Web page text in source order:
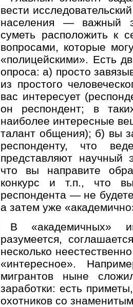
вести
населения — важный
суметь расположить к
вопросами, которые
«полицейскими». Есть
опроса: а) просто
из простого
вас интересует
он респондент; в
наиболее интересные
талант общения); б) вы
респонденту, что
представляют научный
что вы направите
конкурс и т.п., что
респондента — не
а затем уже
В «академичных»
разумеется,
несколько
«интересное».
мигрантов ныне
заработки: есть
охотников со